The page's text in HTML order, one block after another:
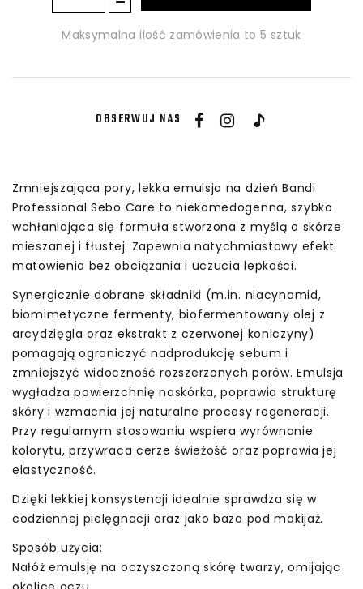
Sebo
Care
na
50ml
Maksymalna ilość zamówienia to 5 sztuk
OBSERWUJ NAS
Zmniejszająca pory, lekka emulsja na dzień Bandi
Professional Sebo Care to niekomedogenna, szybko
wchłaniająca się formuła stworzona z myślą o skórze
mieszanej i tłustej. Zapewnia natychmiastowy efekt
matowienia bez obciążania i uczucia lepkości.
Synergicznie dobrane składniki (m.in. niacynamid,
biomimetyczne fermenty, biofermentowany olej z
arcydzięgla oraz ekstrakt z czerwonej koniczyny)
pomagają ograniczyć nadprodukcję sebum i
zmniejszyć widoczność rozszerzonych porów. Emulsja
wygładza powierzchnię naskórka, poprawia strukturę
skóry i wzmacnia jej naturalne procesy regeneracji.
Przy regularnym stosowaniu wspiera wyrównanie
kolorytu, przywraca cerze świeżość oraz poprawia jej
elastyczność.
Dzięki lekkiej konsystencji idealnie sprawdza się w
codziennej pielęgnacji oraz jako baza pod makijaż.
Sposób użycia:
Nałóż emulsję na oczyszczoną skórę twarzy, omijając